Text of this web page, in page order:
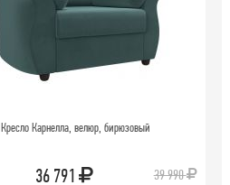
Кресло Карнелла, велюр, бирюзовый
36 791 39 990